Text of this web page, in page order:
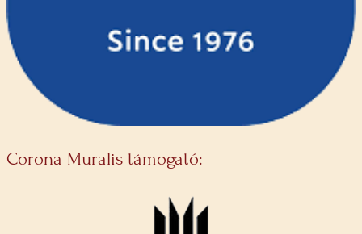
Corona Muralis támogató: